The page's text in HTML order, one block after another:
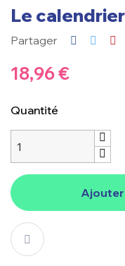
Le
Partager
18,96 €
Quantité
Ajouter